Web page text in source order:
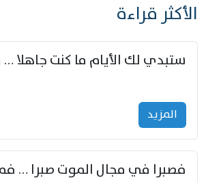
الأكثر قراءة
المزید